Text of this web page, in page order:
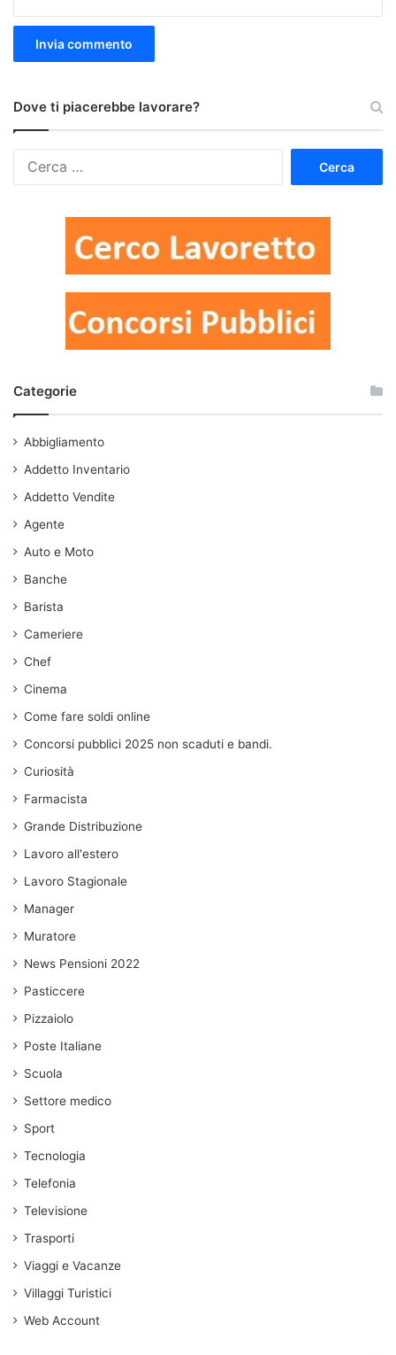
Dove ti piacerebbe lavorare?
Categorie
Abbigliamento
Addetto Inventario
Addetto Vendite
Agente
Auto e Moto
Banche
Barista
Cameriere
Chef
Cinema
Come fare soldi online
Concorsi pubblici 2025 non scaduti e bandi.
Curiosità
Farmacista
Grande Distribuzione
Lavoro all'estero
Lavoro Stagionale
Manager
Muratore
News Pensioni 2022
Pasticcere
Pizzaiolo
Poste Italiane
Scuola
Settore medico
Sport
Tecnologia
Telefonia
Televisione
Trasporti
Viaggi e Vacanze
Villaggi Turistici
Web Account